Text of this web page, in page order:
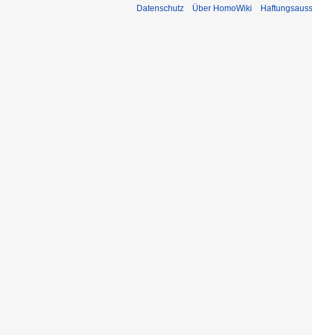
Datenschutz Über HomoWiki